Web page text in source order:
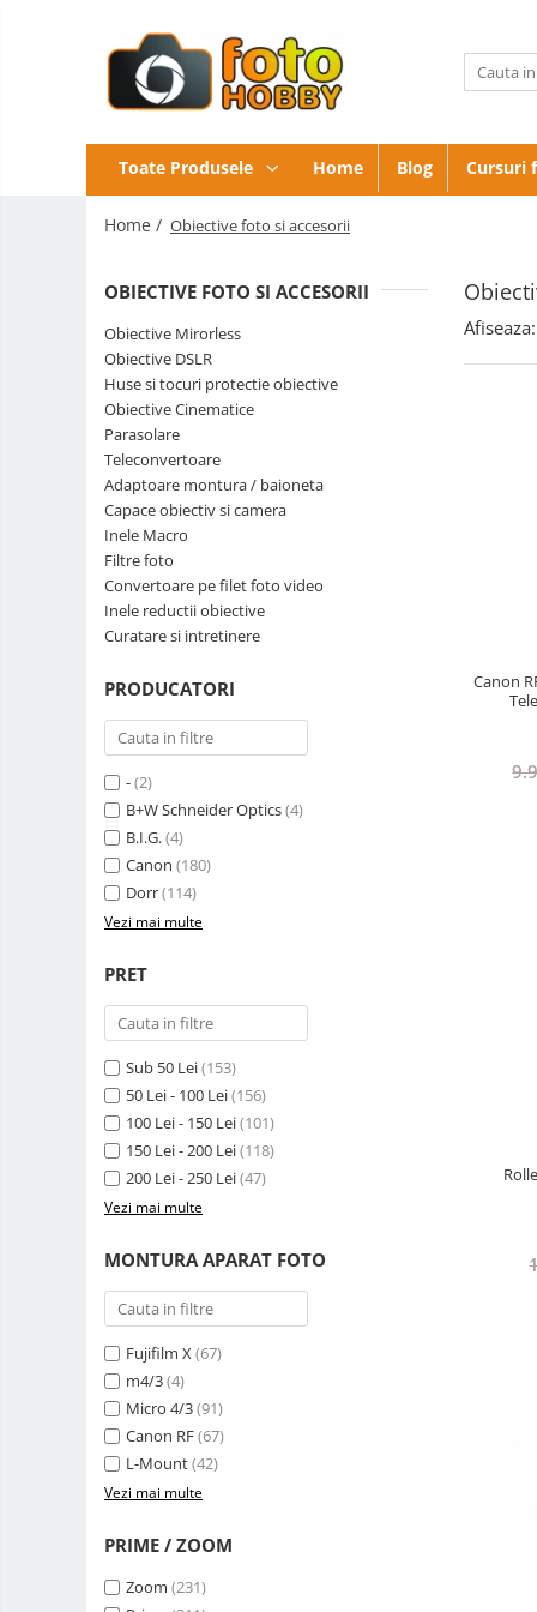
Toate Produsele
Aparate Foto Mirrorless
Aparate Foto DSLR
Aparate Foto Compacte
Cursuri foto
Obiective
Obiective Mirorless
Obiective DSLR
Huse si tocuri protectie obiective
Obiective Cinematice
Teleconvertoare
Adaptoare montura / baioneta
Capace obiectiv si camera
Inele Macro
Filtre tip Cokin
Filtre White Balance
Accesorii filtre
Convertoare pe filet foto video
Inele reductii obiective
Blitz-
uri
Compatibil Sony
Blitz-uri circulare (Macro)
Adaptoare stativ port umbrela si
Comander TTL
Cabluri TTL
Protectie patina apa, ploaie
Bounce-uri, Softbox-uri
Ring-Flash Adaptor
Bracket-uri si suporti
Huse protectie blitz extern
Huse protectie filtre gel
Aparate
Carduri memorie, Cititoare
Carduri memorie
Cititoare carduri
Troller
Toate Produsele Home Blog Cursuri
Home / Obiective foto si accesorii
OBIECTIVE FOTO SI ACCESORII
Obiective Mirorless
Obiective DSLR
Huse si tocuri protectie obiective
Obiective Cinematice
Parasolare
Teleconvertoare
Adaptoare montura / baioneta
Capace obiectiv si camera
Inele Macro
Filtre foto
Convertoare pe filet foto video
Inele reductii obiective
Curatare si intretinere
PRODUCATORI
-(2)
B+W Schneider Optics(4)
B.I.G.(4)
Canon (180)
Dorr(114)
Vezi mai multe
PRET
Sub 50 Lei(153)
50 Lei - 100 Lei(156)
100 Lei - 150 Lei(101)
150 Lei - 200 Lei(118)
200 Lei - 250 Lei(47)
Vezi mai multe
MONTURA APARAT FOTO
Fujifilm X(67)
m4/3(4)
Micro 4/3(91)
Canon RF(67)
L-Mount(42)
Vezi mai multe
PRIME / ZOOM
Zoom (231)
Afiseaza:
Canon